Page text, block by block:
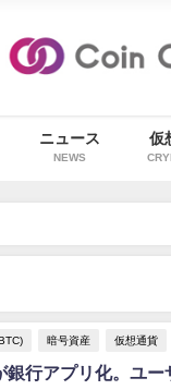
ニュース
NEWS
仮
暗号資産 仮想通貨
銀行アプリ化。ユ